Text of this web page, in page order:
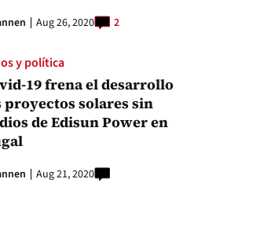
Aug 26, 2020 2
y política
19 frena el desarrollo
proyectos solares sin
de Edisun Power en
Aug 21, 2020